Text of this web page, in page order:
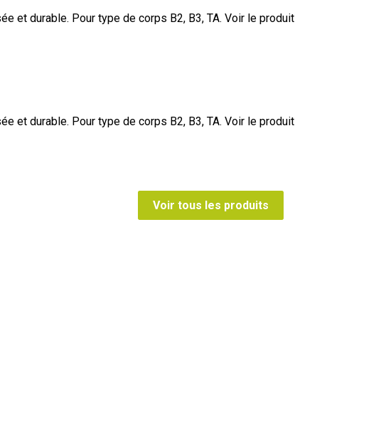
et durable. Pour type de corps B2, B3, TA. Voir le produit
et durable. Pour type de corps B2, B3, TA. Voir le produit
Voir tous les produits